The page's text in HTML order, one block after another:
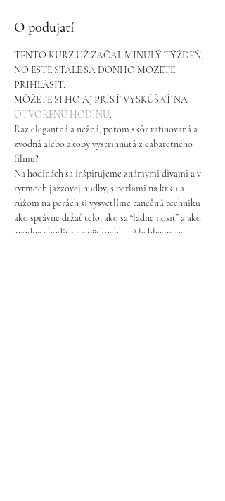
O podujatí
TENTO KURZ UŽ ZAČAL MINULÝ TÝŽDEŇ,
NO EŠTE STÁLE SA DOŇHO MÔŽETE
PRIHLÁSIŤ.
MÔŽETE SI HO AJ PRÍSŤ VYSKÚŠAŤ NA
OTVORENÚ HODINU.
Raz elegantná a nežná, potom skôr rafinovaná a
zvodná alebo akoby vystrihnutá z cabaretného
filmu?
Na hodinách sa inšpirujeme známymi divami a v
rytmoch jazzovej hudby, s perlami na krku a
rúžom na perách si vysvetlíme tanečnú techniku
ako správne držať telo, ako sa “ladne nosiť” a ako
zvodne chodiť na opätkoch.... Ale hlavne sa